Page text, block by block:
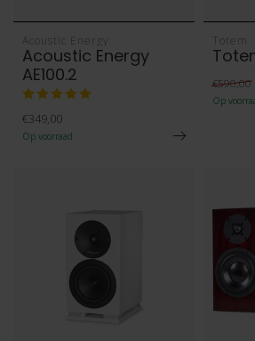
Acoustic Energy
Acoustic Energy
AE100.2
€349,00
Op voorraad
Totem
€590,00
Op